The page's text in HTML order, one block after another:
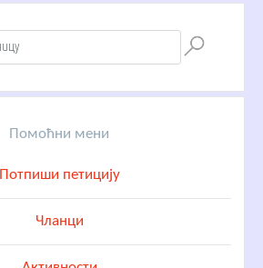
Помоћни мени
Потпиши петицију
Чланци